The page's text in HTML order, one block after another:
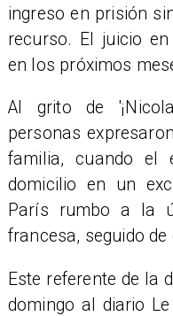
ingreso en prisión
recurso. El juicio
en los próximos
Al grito de
personas
familia, cuando el
domicilio en un
París rumbo a la
francesa, seguido
Este referente de la
domingo al diario